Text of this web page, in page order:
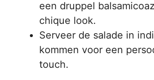
een druppel
chique look.
Serveer de salade in
kommen voor een
touch.